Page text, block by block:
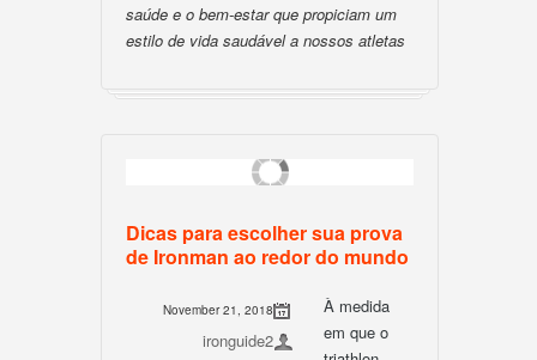
saúde e o bem-estar que propiciam um
estilo de vida saudável a nossos atletas
Dicas para escolher sua prova
de Ironman ao redor do mundo
November 21, 2018
ironguide2
À medida
em que o